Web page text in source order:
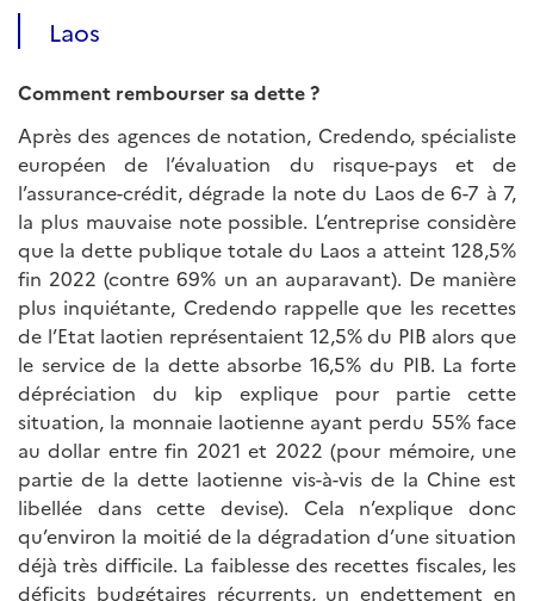
Laos
Comment rembourser sa dette ?
Après des agences de notation, Credendo, spécialiste
européen de l’évaluation du risque-pays et de
l’assurance-crédit, dégrade la note du Laos de 6-7 à 7,
la plus mauvaise note possible. L’entreprise considère
que la dette publique totale du Laos a atteint 128,5%
fin 2022 (contre 69% un an auparavant). De manière
plus inquiétante, Credendo rappelle que les recettes
de l’Etat laotien représentaient 12,5% du PIB alors que
le service de la dette absorbe 16,5% du PIB. La forte
dépréciation du kip explique pour partie cette
situation, la monnaie laotienne ayant perdu 55% face
au dollar entre fin 2021 et 2022 (pour mémoire, une
partie de la dette laotienne vis-à-vis de la Chine est
libellée dans cette devise). Cela n’explique donc
qu’environ la moitié de la dégradation d’une situation
déjà très difficile. La faiblesse des recettes fiscales, les
déficits budgétaires récurrents, un endettement en